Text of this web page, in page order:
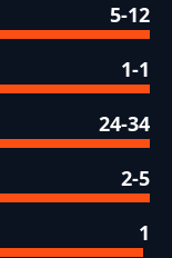
5-12
1-1
24-34
2-5
1